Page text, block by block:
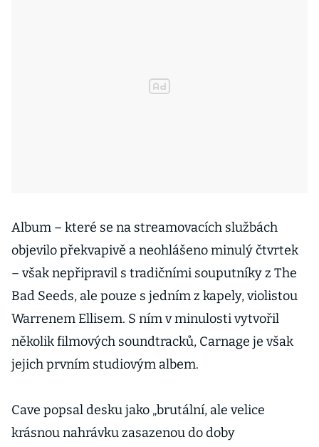
Album – které se na streamovacích službách
objevilo překvapivě a neohlášeno minulý čtvrtek
– však nepřipravil s tradičními souputníky z The
Bad Seeds, ale pouze s jedním z kapely, violistou
Warrenem Ellisem. S ním v minulosti vytvořil
několik filmových soundtracků, Carnage je však
jejich prvním studiovým albem.
Cave popsal desku jako „brutální, ale velice
krásnou nahrávku zasazenou do doby